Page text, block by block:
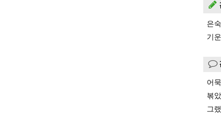
은
기
어
볶
그